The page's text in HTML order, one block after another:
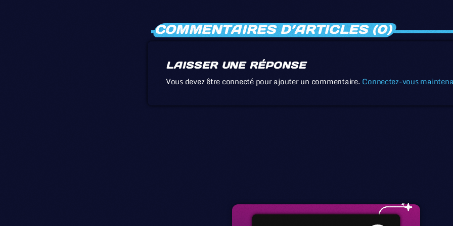
COMMENTAIRES D’ARTICLES (0)
LAISSER UNE RÉPONSE
Vous devez être connecté pour ajouter un commentaire. Connectez-vous